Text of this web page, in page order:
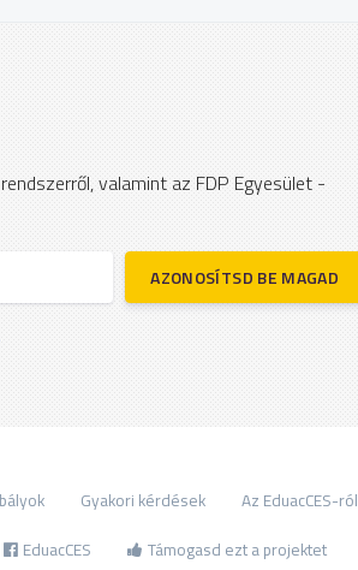
valamint az FDP Egyesület -
AZONOSÍTSD BE MAGAD
Gyakori kérdések Az EduacCES-ról
EduacCES Támogasd ezt a projektet